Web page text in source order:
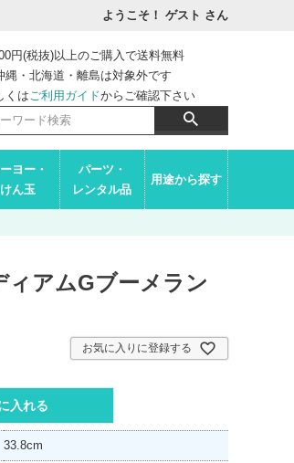
ようこそ！ ゲスト さん
円(税抜)以上のご購入で送料無料
・北海道・離島は対象外です
くはご利用ガイドからご確認下さい
ヨー・
けん玉
パーツ・
レンタル品
用途から探す
アムGブーメラン
お気に入りに登録する
入れる
33.8cm